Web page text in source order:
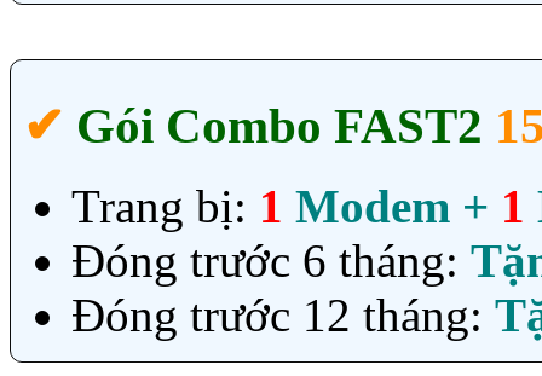
✔‎ Gói Combo FAST2
Trang bị: 1 Modem + 1
Đóng trước 6 tháng:
Đóng trước 12 tháng: